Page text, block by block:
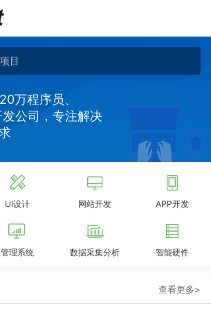
万程序员、
公司，专注解决
UI设计 网站开发 APP开发
管理系统 数据采集分析 智能硬件
查看更多>